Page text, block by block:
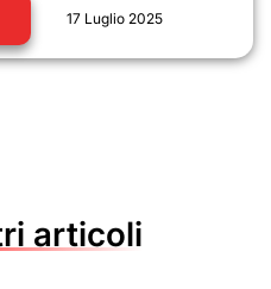
17 Luglio 2025
articoli